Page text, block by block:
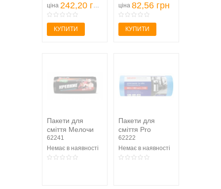
40шт
ціна 242,20 грн
КУПИТИ
10200035 )
ціна 82,56 грн
КУПИТИ
Пакети для
сміття Мелочи
Жизни Залізні
60х70см 60л
40шт
62241
Немає в наявності
Пакети для
сміття Pro
Service 60л 40шт
62222
Немає в наявності